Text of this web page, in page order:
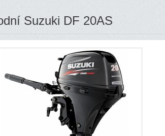
Suzuki DF 20AS